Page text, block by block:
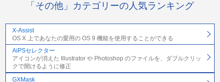
「その他」カテゴリーの人気ランキング
X-Assist
OS X 上であなたの愛用の OS 9 機能を使用することができる
AiPSセレクター
アイコンが消えた Illustrator や Photoshop のファイルを、ダブルクリッ
クで開けるように修正
GXMask